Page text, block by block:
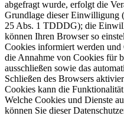
abgefragt wurde, erfolgt die
Grundlage dieser
25 Abs. 1 TDDDG); die
können Ihren Browser so
Cookies informiert werden
die Annahme von Cookies für
ausschließen sowie das
Schließen des Browsers
Cookies kann die
Welche Cookies und Dienste
können Sie dieser